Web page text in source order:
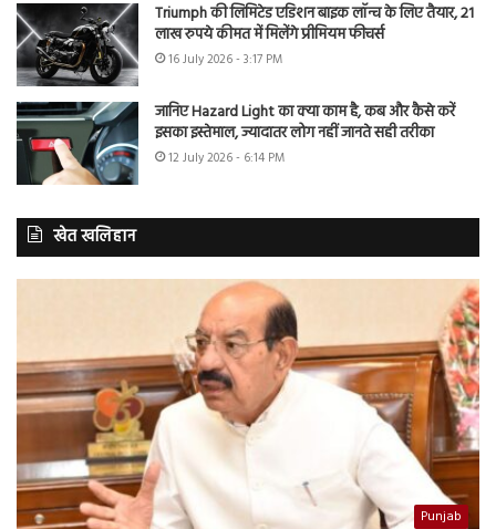
Triumph की लिमिटेड एडिशन बाइक लॉन्च के लिए तैयार, 21
लाख रुपये कीमत में मिलेंगे प्रीमियम फीचर्स
16 July 2026 - 3:17 PM
जानिए Hazard Light का क्या काम है, कब और कैसे करें
इसका इस्तेमाल, ज्यादातर लोग नहीं जानते सही तरीका
12 July 2026 - 6:14 PM
खेत खलिहान
Punjab